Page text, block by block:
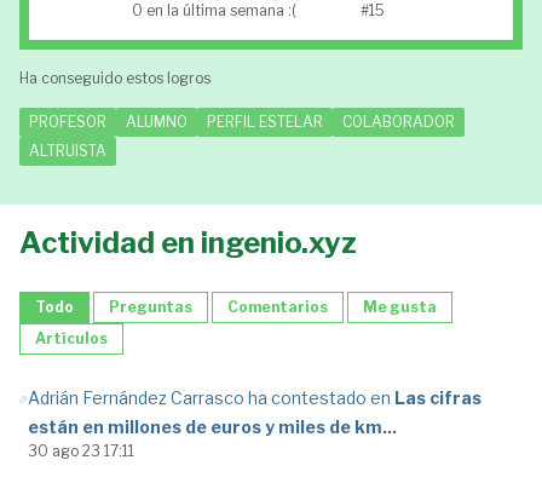
0 en la última semana :( #15
Ha conseguido estos logros
PROFESOR ALUMNO PERFIL ESTELAR
COLABORADOR
ALTRUISTA
Actividad en ingenio.xyz
Todo Preguntas Comentarios
Me gusta
Artículos
Adrián Fernández Carrasco ha contestado en Las cifras
están en millones de euros y miles de km...
30 ago 23 17:11